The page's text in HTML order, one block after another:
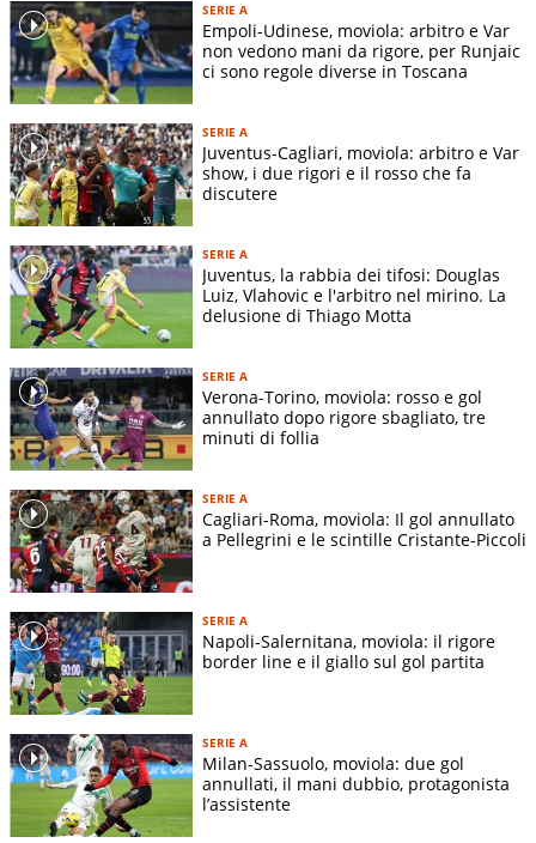
ANSA
SERIE A
Empoli-Udinese, moviola: arbitro e Var
non vedono mani da rigore, per Runjaic
ci sono regole diverse in Toscana
SERIE A
Juventus-Cagliari, moviola: arbitro e Var
show, i due rigori e il rosso che fa
discutere
SERIE A
Juventus, la rabbia dei tifosi: Douglas
Luiz, Vlahovic e l'arbitro nel mirino. La
delusione di Thiago Motta
SERIE A
Verona-Torino, moviola: rosso e gol
annullato dopo rigore sbagliato, tre
minuti di follia
SERIE A
Cagliari-Roma, moviola: Il gol annullato
a Pellegrini e le scintille Cristante-Piccoli
SERIE A
Napoli-Salernitana, moviola: il rigore
border line e il giallo sul gol partita
SERIE A
Milan-Sassuolo, moviola: due gol
annullati, il mani dubbio, protagonista
l’assistente